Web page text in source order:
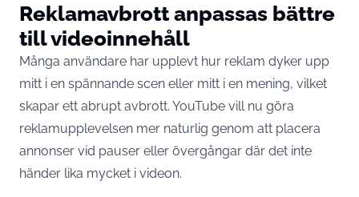
Reklamavbrott anpassas bättre
till videoinnehåll
Många användare har upplevt hur reklam dyker upp
mitt i en spännande scen eller mitt i en mening, vilket
skapar ett abrupt avbrott. YouTube vill nu göra
reklamupplevelsen mer naturlig genom att placera
annonser vid pauser eller övergångar där det inte
händer lika mycket i videon.